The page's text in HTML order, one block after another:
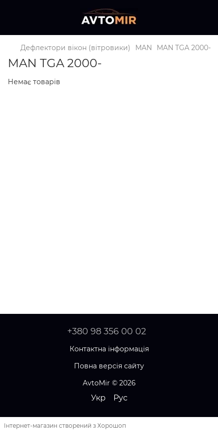
Дефлектори вікон (вітровики) MAN MAN TGA 2000-
MAN TGA 2000-
Немає товарів
+380 98 356 00 02
Контактна інформація
Повна версія сайту
AvtoMir © 2026
Укр Рус
Інтернет-магазин створений з Хорошоп